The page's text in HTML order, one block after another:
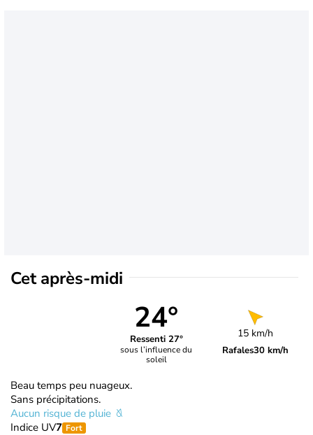
Cet après-midi
24°
Ressenti 27°
sous l’influence du
soleil
15 km/h
Rafales30 km/h
Beau temps peu nuageux.
Sans précipitations.
Aucun risque de pluie
Indice UV7 Fort